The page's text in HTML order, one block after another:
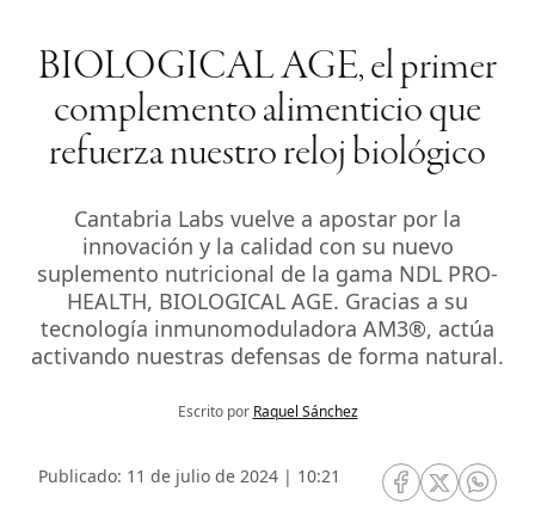
BIOLOGICAL AGE, el primer
complemento alimenticio que
refuerza nuestro reloj biológico
Cantabria Labs vuelve a apostar por la
innovación y la calidad con su nuevo
suplemento nutricional de la gama NDL PRO-
HEALTH, BIOLOGICAL AGE. Gracias a su
tecnología inmunomoduladora AM3®, actúa
activando nuestras defensas de forma natural.
Escrito por Raquel Sánchez
Publicado: 11 de julio de 2024 | 10:21
RRSS Facebook
RRSSRRSS